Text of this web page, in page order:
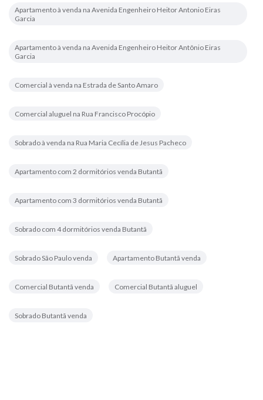
Apartamento à venda na Avenida Engenheiro Heitor Antonio Eiras
Garcia
Apartamento à venda na Avenida Engenheiro Heitor Antônio Eiras
Garcia
Comercial à venda na Estrada de Santo Amaro
Comercial aluguel na Rua Francisco Procópio
Sobrado à venda na Rua Maria Cecília de Jesus Pacheco
Apartamento com 2 dormitórios venda Butantã
Apartamento com 3 dormitórios venda Butantã
Sobrado com 4 dormitórios venda Butantã
Sobrado São Paulo venda Apartamento Butantã venda
Comercial Butantã venda Comercial Butantã aluguel
Sobrado Butantã venda